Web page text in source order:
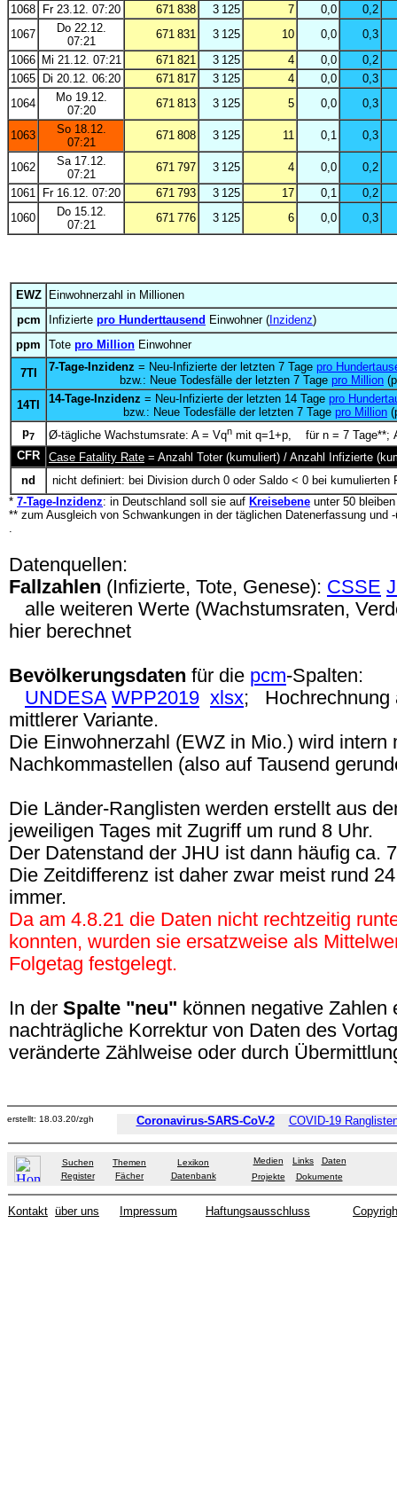
1068
Fr 23.12. 07:20 671 838 3 125 7 0,0
0,2
1067
Do 22.12.
07:21
671 831 3 125 10 0,0
0,3
1066 Mi 21.12. 07:21 671 821 3 125 4 0,0
0,2
1065
Di 20.12. 06:20 671 817 3 125 4 0,0
0,3
1064
Mo 19.12.
07:20
671 813 3 125 5 0,0 0,3
1063
So 18.12.
07:21
671 808 3 125 11 0,1 0,3
1062
Sa 17.12.
07:21
671 797 3 125 4 0,0
0,2
1061
Fr 16.12. 07:20 671 793 3 125 17 0,1
0,2
1060
Do 15.12.
07:21
671 776 3 125 6 0,0 0,3
EWZ
Einwohnerzahl in Millionen
pcm
Infizierte pro Hunderttausend Einwohner ( Inzidenz)
ppm
Tote pro Million Einwohner
7TI 7-Tage-Inzidenz = Neu-Infizierte der letzten 7 Tage pro
bzw.: Neue Todesfälle der letzten 7 Tage pro Million
14TI
14-Tage-Inzidenz = Neu-Infizierte der letzten 14 Tage pro
bzw.: Neue Todesfälle der letzten 7 Tage pro Million
p7 Ø-tägliche Wachstumsrate: A = Vqn mit q=1+p, für n = 7 Tage**;
CFR
Case Fatality Rate = Anzahl Toter (kumuliert) / Anzahl Infizierte
nd
nicht definiert: bei Division durch 0 oder Saldo < 0 bei kumulierten
* 7-Tage-Inzidenz: in Deutschland soll sie auf Kreisebene unter 50
** zum Ausgleich von Schwankungen in der täglichen Datenerfassung und
.
Datenquellen:
Fallzahlen (Infizierte, Tote, Genese): CSSE
alle weiteren Werte (Wachstumsraten,
hier berechnet
Bevölkerungsdaten für die pcm-Spalten:
UNDESA WPP2019 xlsx; Hochrechnung
mittlerer Variante.
Die Einwohnerzahl (EWZ in Mio.) wird intern
Nachkommastellen (also auf Tausend
Die Länder-Ranglisten werden erstellt aus
jeweiligen Tages mit Zugriff um rund 8 Uhr.
Der Datenstand der JHU ist dann häufig ca.
Die Zeitdifferenz ist daher zwar meist rund
immer.
Da am 4.8.21 die Daten nicht rechtzeitig
konnten, wurden sie ersatzweise als
Folgetag festgelegt.
In der Spalte "neu" können negative Zahlen
nachträgliche Korrektur von Daten des
veränderte Zählweise oder durch
erstellt: 18.03.20/zgh Coronavirus-SARS-CoV-2 COVID-19
Suchen Themen
Lexikon
Register
Fächer Datenbank
Medien Links
Daten
Projekte
Dokumente
Kontakt über uns Impressum Haftungsausschluss